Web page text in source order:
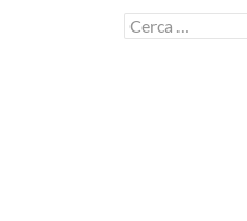
Ricerca
per: